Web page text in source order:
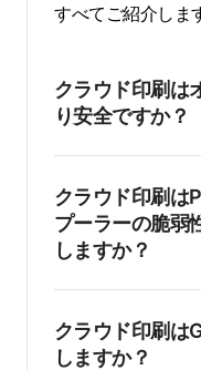
すべてご紹介しま
クラウド印刷は
り安全ですか？
クラウド印刷
プーラーの脆弱
しますか？
クラウド印刷は
しますか？